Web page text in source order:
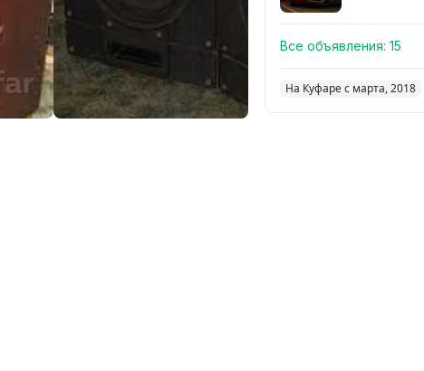
Все объявления: 15
На Куфаре с марта, 2018